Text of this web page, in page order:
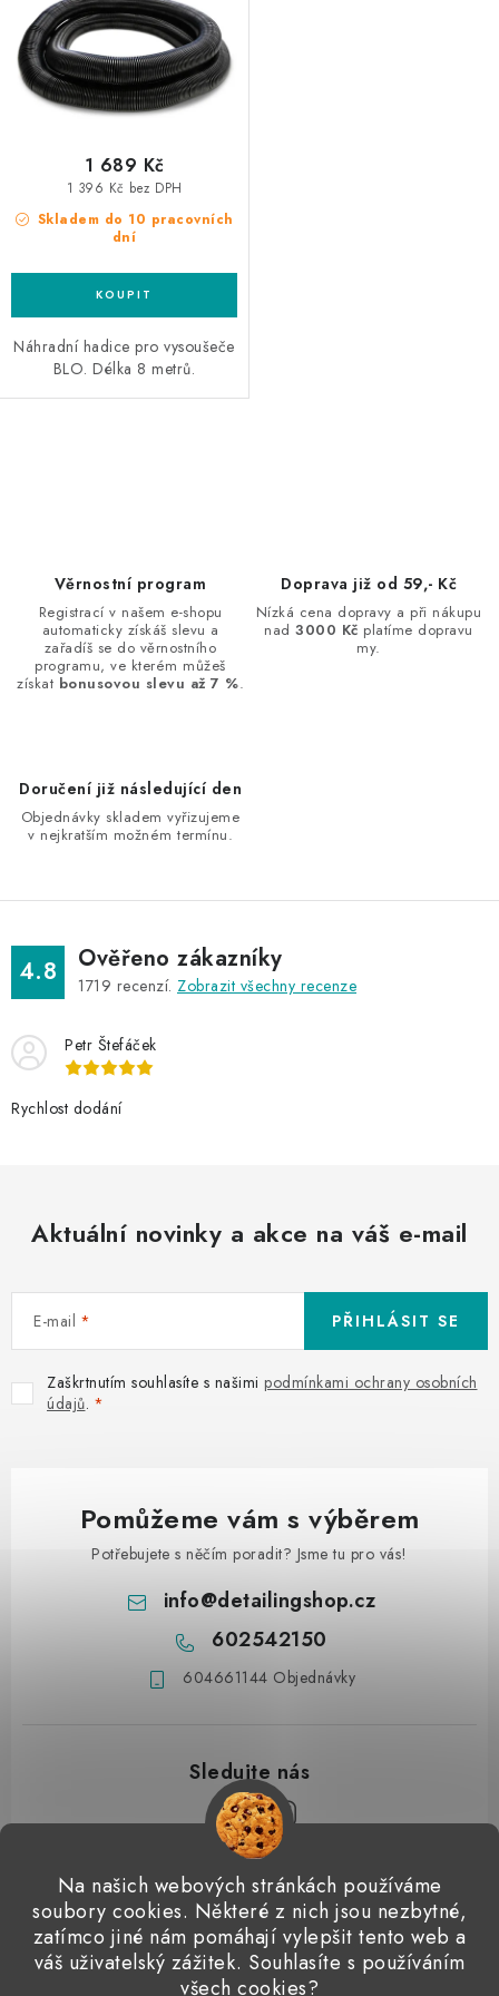
Na našich webových stránkách používáme
soubory cookies. Některé z nich jsou nezbytné,
zatímco jiné nám pomáhají vylepšit tento web a
váš uživatelský zážitek. Souhlasíte s používáním
všech cookies?
ů
Skladem do 10 pracovních
dní
1 396 Kč bez DPH
1 689 Kč
Náhradní hadice pro vysoušeče
BLO. Délka 8 metrů.
p
k
y
p
s
u
Věrnostní program
Registrací v našem e-shopu
automaticky získáš slevu a
zařadíš se do věrnostního
programu, ve kterém můžeš
získat bonusovou slevu až 7 %.
Doprava již od 59,- Kč
Nízká cena dopravy a při nákupu
nad3000 Kč platíme dopravu
my.
Doručení již následující den
Objednávky skladem vyřizujeme
v nejkratším možném termínu.
4.8 Ověřeno zákazníky
1719 recenzí. Zobrazit všechny recenze
Petr Štefáček
Rychlost dodání
Aktuální novinky a akce na váš e-mail
E-mail
Zaškrtnutím souhlasíte s našimi podmínkami ochrany osobních
údajů.
PŘIHLÁSIT SE
Pomůžeme vám s výběrem
Potřebujete s něčím poradit? Jsme tu pro vás!
info@detailingshop.cz
602542150
604661144 Objednávky
Přijímáme online platby
Detailingclub Dodo Juice Gyeon Quartz ValetPRO